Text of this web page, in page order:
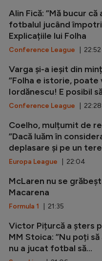
Alin Fică: ”Mă bucur
fotbalul jucând
Explicațiile lui Folha
Conference League | 22:52
Varga și-a ieșit din
”Folha e istorie, poate
Iordănescu! E posibil
Conference League | 22:28
Coelho, mulțumit de
”Dacă luăm în
deplasare și pe un
Europa League | 22:04
McLaren nu se
Macarena
Formula 1 | 21:35
Victor Pițurcă a șters
MM Stoica: ”Nu poți
nu a jucat fotbal să...